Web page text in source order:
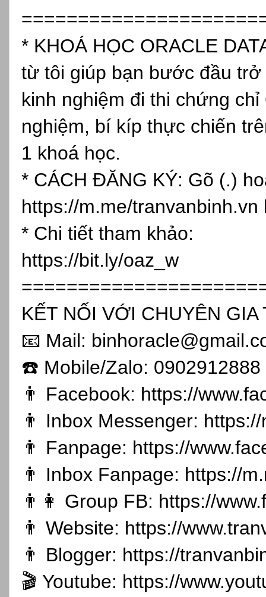
* KHOÁ HỌC ORACLE
từ tôi giúp bạn bước đầu
kinh nghiệm đi thi chứng
nghiệm, bí kíp thực chiến
1 khoá học.
* CÁCH ĐĂNG KÝ: Gõ (.)
https://m.me/tranvanbinh.vn
* Chi tiết tham khảo:
https://bit.ly/oaz_w
KẾT NỐI VỚI CHUYÊN GIA
📧 Mail:
☎️ Mobile/Zalo: 0902912888
👨 Facebook: https://
👨 Inbox Messenger:
👨 Fanpage: https://
👨 Inbox Fanpage: https://
👨👩 Group FB: https://
👨 Website: https://
👨 Blogger: https://
🎬 Youtube: https://